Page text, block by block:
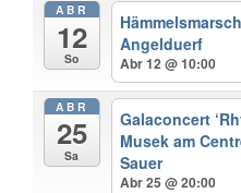
ABR
12
So
Angelduerf
Abr 12 @ 10:00
ABR
25
Sa
Galaconcert
Musek am
Sauer
Abr 25 @ 20:00